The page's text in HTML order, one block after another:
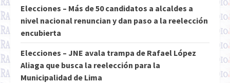
Elecciones – Más de 50 candidatos a alcaldes a
nivel nacional renuncian y dan paso a la reelección
encubierta
Elecciones – JNE avala trampa de Rafael López
Aliaga que busca la reelección para la
Municipalidad de Lima